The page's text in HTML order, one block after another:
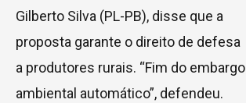
Gilberto Silva (PL-PB), disse que a
proposta garante o direito de defesa
a produtores rurais. “Fim do embargo
ambiental automático”, defendeu.